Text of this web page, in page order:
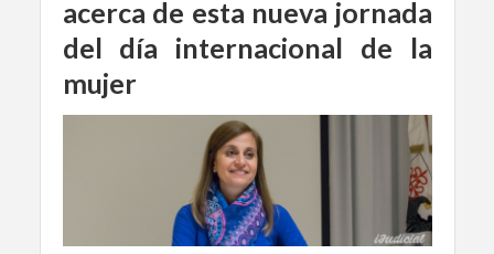
acerca de esta nueva jornada
del día internacional de la
mujer